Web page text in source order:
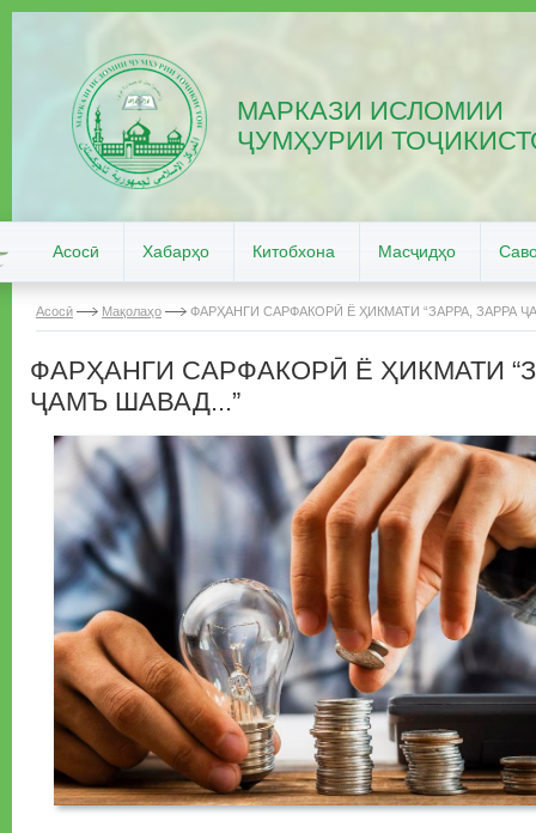
МАРКАЗИ ИСЛОМИИ
ҶУМҲУРИИ
Асосӣ Хабарҳо Китобхона Масҷидҳо
Асосӣ Мақолаҳо ФАРҲАНГИ САРФАКОРӢ Ё ҲИКМАТИ “ЗАРРА, ЗАРРА
ФАРҲАНГИ САРФАКОРӢ Ё ҲИКМАТИ
ҶАМЪ ШАВАД...”